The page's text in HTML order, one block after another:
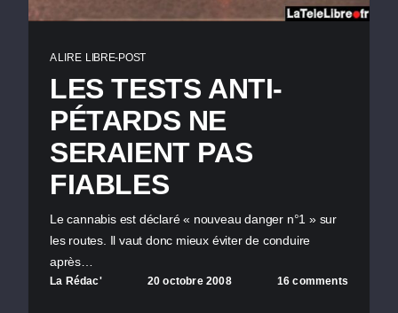
A LIRE LIBRE-POST
LES TESTS ANTI-
PÉTARDS NE
SERAIENT PAS
FIABLES
Le cannabis est déclaré « nouveau danger n°1 » sur
les routes. Il vaut donc mieux éviter de conduire
après…
La Rédac' 20 octobre 2008 16 comments